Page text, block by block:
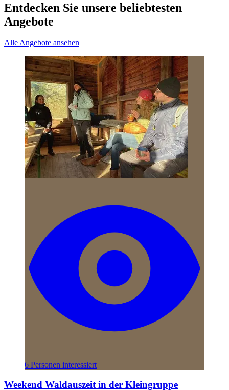
Entdecken Sie unsere beliebtesten
Angebote
Alle Angebote ansehen
6 Personen interessiert
Weekend Waldauszeit in der Kleingruppe